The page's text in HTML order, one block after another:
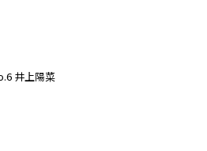
井上陽菜